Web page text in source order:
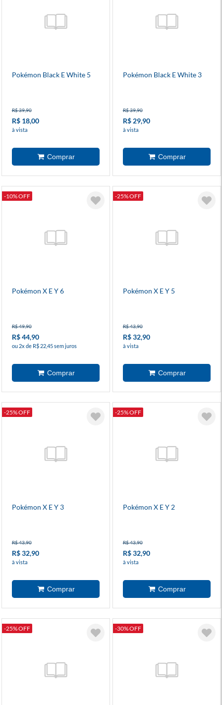
Pokémon Black E White 5
R$ 39,90
R$ 18,00
à vista
Pokémon Black E White 3
R$ 39,90
R$ 29,90
à vista
-10% OFF
Pokémon X E Y 6
R$ 49,90
R$ 44,90
ou 2x de R$ 22,45 sem juros
-25% OFF
Pokémon X E Y 5
R$ 43,90
R$ 32,90
à vista
-25% OFF
Pokémon X E Y 3
R$ 43,90
R$ 32,90
à vista
-25% OFF
Pokémon X E Y 2
R$ 43,90
R$ 32,90
à vista
-25% OFF -30% OFF